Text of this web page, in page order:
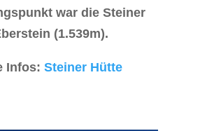
war die Steiner
(1.539m).
Infos: Steiner Hütte